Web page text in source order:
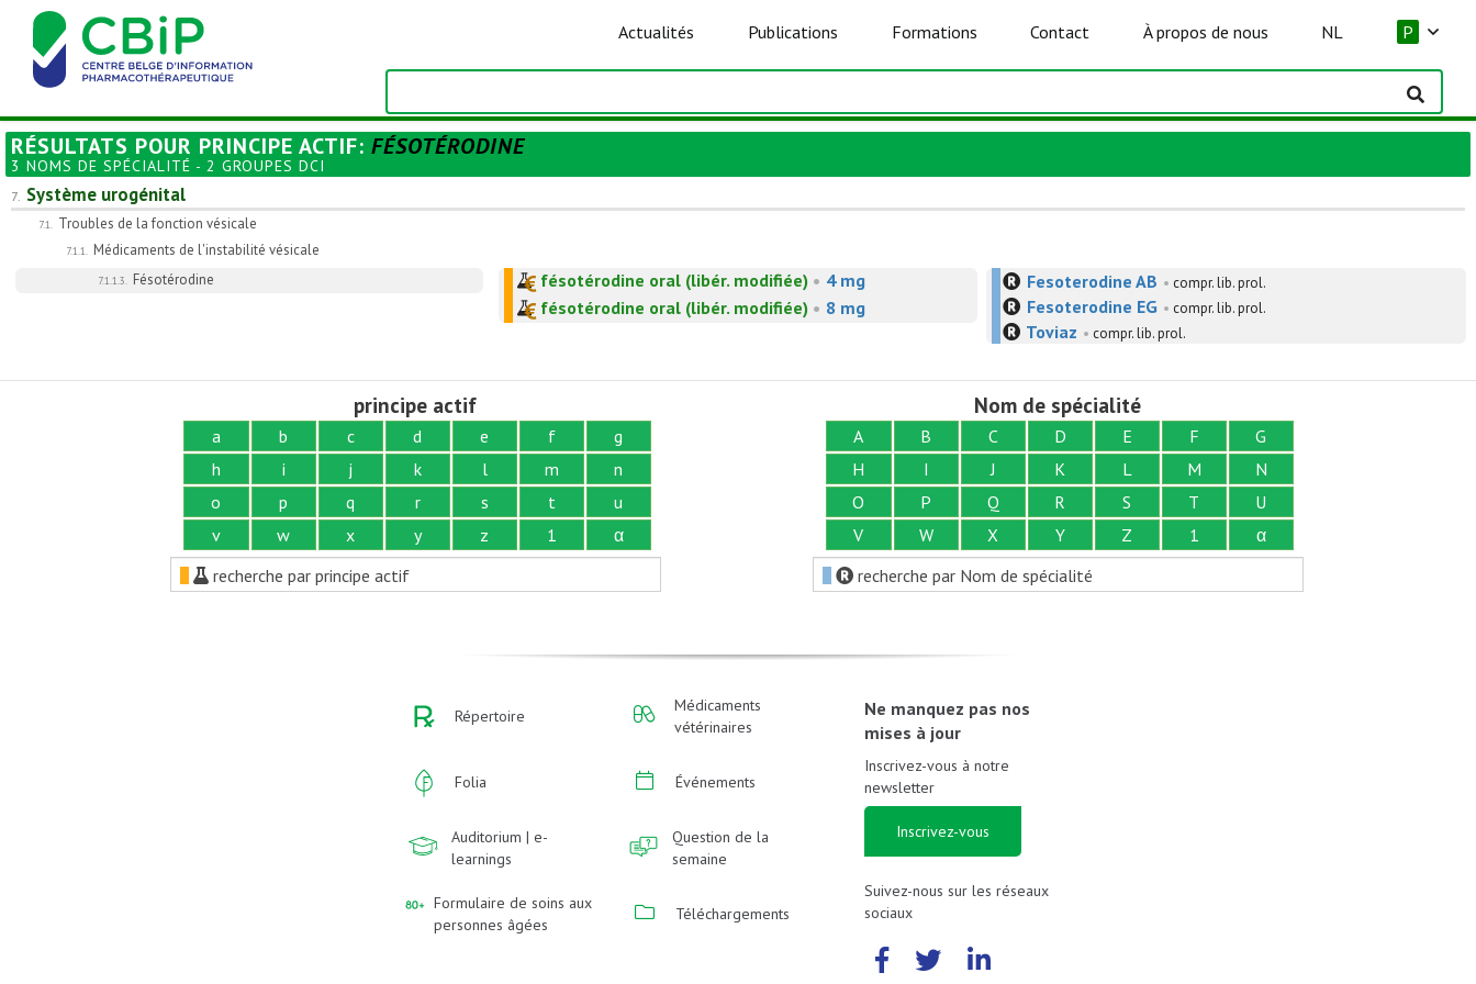
Actualités Publications Formations Contact À propos de nous NL P
RÉSULTATS POUR PRINCIPE ACTIF: FÉSOTÉRODINE
3 NOMS DE SPÉCIALITÉ - 2 GROUPES DCI
7. Système urogénital
7.1. Troubles de la fonction vésicale
7.1.1. Médicaments de l'instabilité vésicale
7.1.1.3. Fésotérodine fésotérodine oral (libér. modifiée)• 4 mg
fésotérodine oral (libér. modifiée)• 8 mg
Fesoterodine AB • compr. lib. prol.
Fesoterodine EG • compr. lib. prol.
Toviaz • compr. lib. prol.
principe actif
a b c d e f
g
h
i j k l m
n
o
p q r s t
u
v
w x y z 1
α
recherche par principe actif
Nom de spécialité
A B C D E F
G
H
I J K L M
N
O
P Q R S T
U
V
W X Y Z 1
α
recherche par Nom de spécialité
Répertoire
Folia
Auditorium | e-
learnings
Formulaire de soins aux
personnes âgées
Médicaments
vétérinaires
Événements
Question de la
semaine
Téléchargements
Ne manquez pas nos
mises à jour
Inscrivez-vous à notre
newsletter
Inscrivez-vous
Suivez-nous sur les réseaux
sociaux